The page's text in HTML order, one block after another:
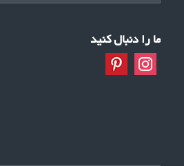
ما را دنبال کنید